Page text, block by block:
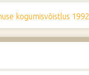
kogumisvõistlus 1992